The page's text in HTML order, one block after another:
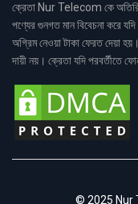
ক্রেতা Nur Telecom কে
পণ্যের গুনগত মান বিবেচনা করে
অগ্রিম নেওয়া টাকা ফেরত দেয়া
দায়ী নয়। ক্রেতা যদি পরবর্তীতে
© 2025 Nur